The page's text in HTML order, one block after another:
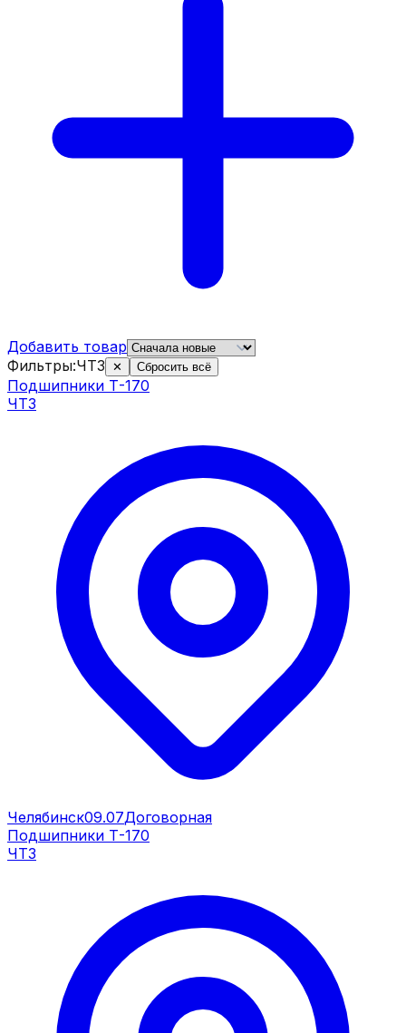
Добавить товар
Фильтры:ЧТЗ ✕ Сбросить всё
Подшипники Т-170
ЧТЗ
Челябинск09.07Договорная
Подшипники Т-170
ЧТЗ